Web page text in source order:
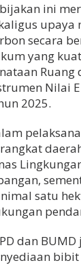
ini
upaya
secara
yang
Nilai
2025.
satu
dan